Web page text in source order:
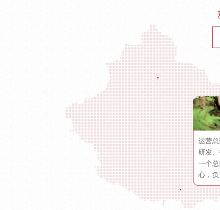
运营
研发
一个
心，